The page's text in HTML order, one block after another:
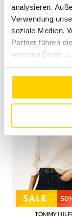
analysieren.
Verwendung
soziale Medien,
Partner führen
weiteren Daten
gesammelt
TOMMY
TOMMY